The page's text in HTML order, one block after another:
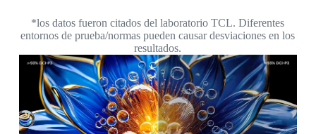
*los datos fueron citados del laboratorio TCL. Diferentes
entornos de prueba/normas pueden causar desviaciones en los
resultados.